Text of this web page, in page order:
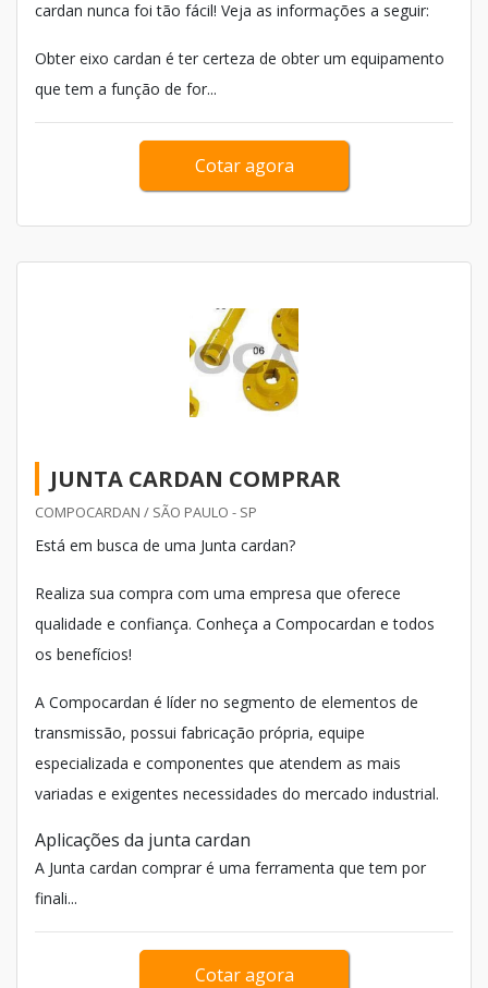
cardan nunca foi tão fácil! Veja as informações a seguir:
Obter eixo cardan é ter certeza de obter um equipamento
que tem a função de for...
Cotar agora
JUNTA CARDAN COMPRAR
COMPOCARDAN / SÃO PAULO - SP
Está em busca de uma Junta cardan?
Realiza sua compra com uma empresa que oferece
qualidade e confiança. Conheça a Compocardan e todos
os benefícios!
A Compocardan é líder no segmento de elementos de
transmissão, possui fabricação própria, equipe
especializada e componentes que atendem as mais
variadas e exigentes necessidades do mercado industrial.
Aplicações da junta cardan
A Junta cardan comprar é uma ferramenta que tem por
finali...
Cotar agora